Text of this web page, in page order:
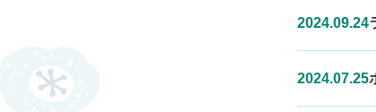
2024.09.24
2024.07.25